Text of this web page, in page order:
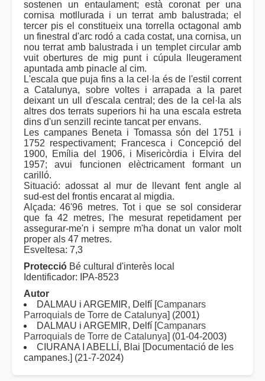
sostenen un entaulament; està coronat per una
cornisa motllurada i un terrat amb balustrada; el
tercer pis el constitueix una torrella octagonal amb
un finestral d'arc rodó a cada costat, una cornisa, un
nou terrat amb balustrada i un templet circular amb
vuit obertures de mig punt i cúpula lleugerament
apuntada amb pinacle al cim.
L'escala que puja fins a la cel·la és de l'estil corrent
a Catalunya, sobre voltes i arrapada a la paret
deixant un ull d'escala central; des de la cel·la als
altres dos terrats superiors hi ha una escala estreta
dins d'un senzill recinte tancat per envans.
Les campanes Beneta i Tomassa són del 1751 i
1752 respectivament; Francesca i Concepció del
1900, Emília del 1906, i Misericòrdia i Elvira del
1957; avui funcionen elèctricament formant un
carilló.
Situació: adossat al mur de llevant fent angle al
sud-est del frontis encarat al migdia.
Alçada: 46'96 metres. Tot i que se sol considerar
que fa 42 metres, l'he mesurat repetidament per
assegurar-me'n i sempre m'ha donat un valor molt
proper als 47 metres.
Esveltesa: 7,3
Protecció Bé cultural d'interès local
Identificador: IPA-8523
Autor
DALMAU i ARGEMIR, Delfí [Campanars
Parroquials de Torre de Catalunya] (2001)
DALMAU i ARGEMIR, Delfí [Campanars
Parroquials de Torre de Catalunya] (01-04-2003)
CIURANA I ABELLÍ, Blai [Documentació de les
campanes.] (21-7-2024)